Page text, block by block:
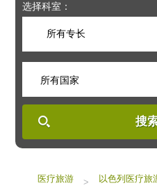
选择科室：
所有专长
所有国家
搜
医疗旅游 > 以色列医疗旅